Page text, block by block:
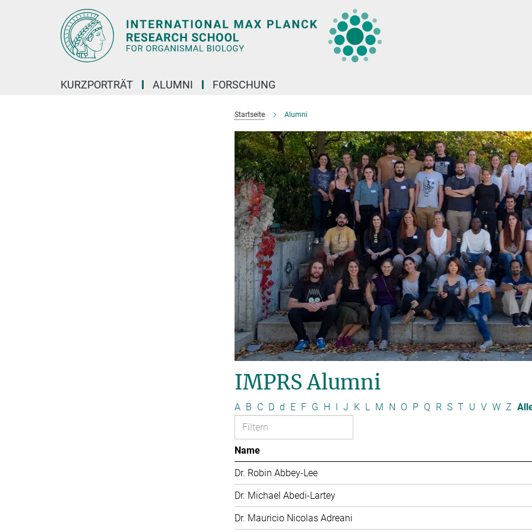
KURZPORTRÄT ALUMNI FORSCHUNG
Startseite Alumni
IMPRS Alumni
A B C D d E F G H I J K L M N O P Q R S T U V W Z
Name
Dr. Robin Abbey-Lee
Dr. Michael Abedi-Lartey
Dr. Mauricio Nicolas Adreani